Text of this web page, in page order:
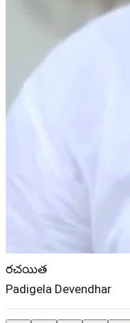
రచయిత
Padigela Devendhar